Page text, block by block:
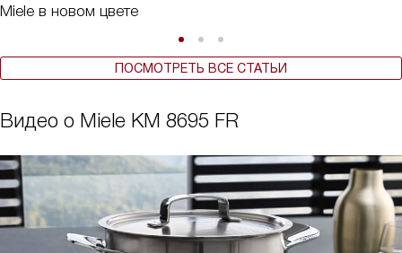
Miele в новом цвете
ПОСМОТРЕТЬ ВСЕ СТАТЬИ
Видео о Miele KM 8695 FR